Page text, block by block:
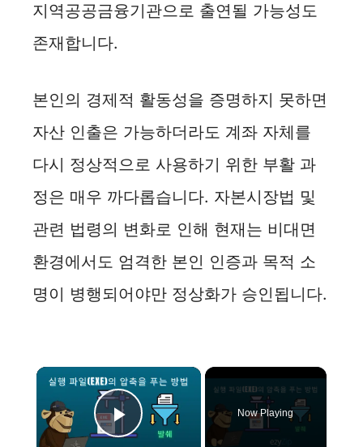
지역공공금융기관으로 출연될 가능성도
존재합니다.
본인의 경제적 활동성을 증명하지 못하면
자산 인출은 가능하더라도 계좌 자체를
다시 정상적으로 사용하기 위한 부활 과
정은 매우 까다롭습니다. 자본시장법 및
관련 법령의 변화로 인해 현재는 비대면
환경에서도 엄격한 본인 인증과 목적 소
명이 병행되어야만 정상화가 승인됩니다.
×
Play Video
Now Playing